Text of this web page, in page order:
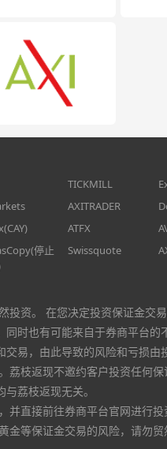
TICKMILL
AXITRADER
ATFX
停止
Swissquote
资。 在您决定投资保证金交
时也有可能来自于券商平台
易，由此导致的风险和亏损由
枝返现不邀约客户投资任何
荔枝返现无关。
直接前往券商平台官网进行
等保证金交易的风险，请勿贸